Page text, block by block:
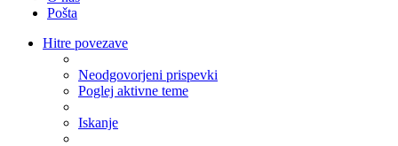
Pošta
Hitre povezave
Neodgovorjeni prispevki
Poglej aktivne teme
Iskanje